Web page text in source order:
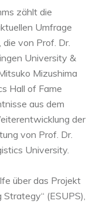
zählt die
Umfrage
die von Prof. Dr.
University &
Mizushima
Hall of Fame
aus dem
der
von Prof. Dr.
University.
über das Projekt
(ESUPS),